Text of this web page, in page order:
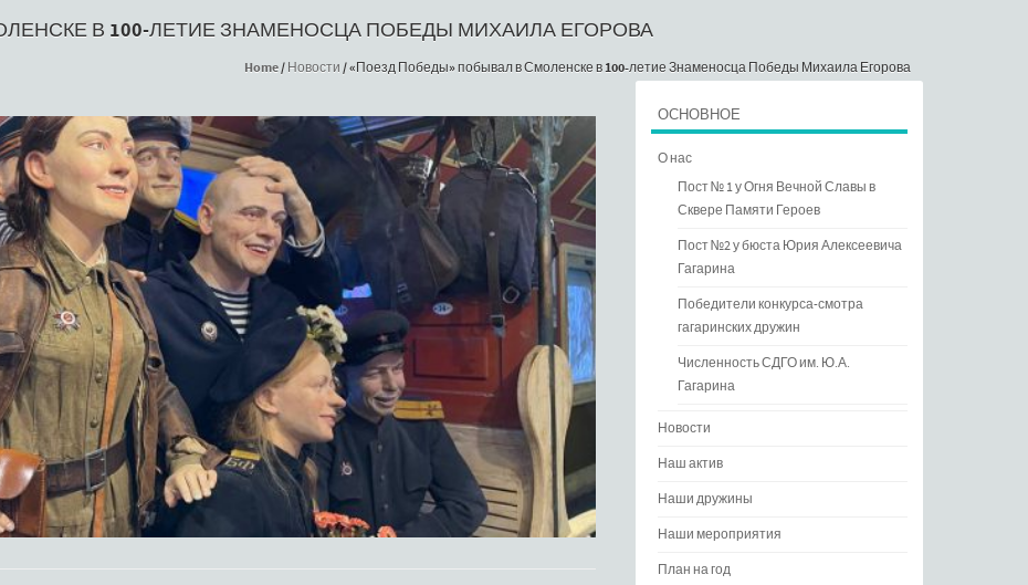
В 100-ЛЕТИЕ ЗНАМЕНОСЦА ПОБЕДЫ МИХАИЛА ЕГОРОВА
Home/Новости/«Поезд Победы» побывал в Смоленске в 100-летие Знаменосца Победы Михаила Егорова
ОСНОВНОЕ
О нас
Пост № 1 у Огня Вечной Славы в
Сквере Памяти Героев
Пост №2 у бюста Юрия Алексеевича
Гагарина
Победители конкурса-смотра
гагаринских дружин
Численность СДГО им. Ю.А.
Гагарина
Новости
Наш актив
Наши дружины
Наши мероприятия
План на год